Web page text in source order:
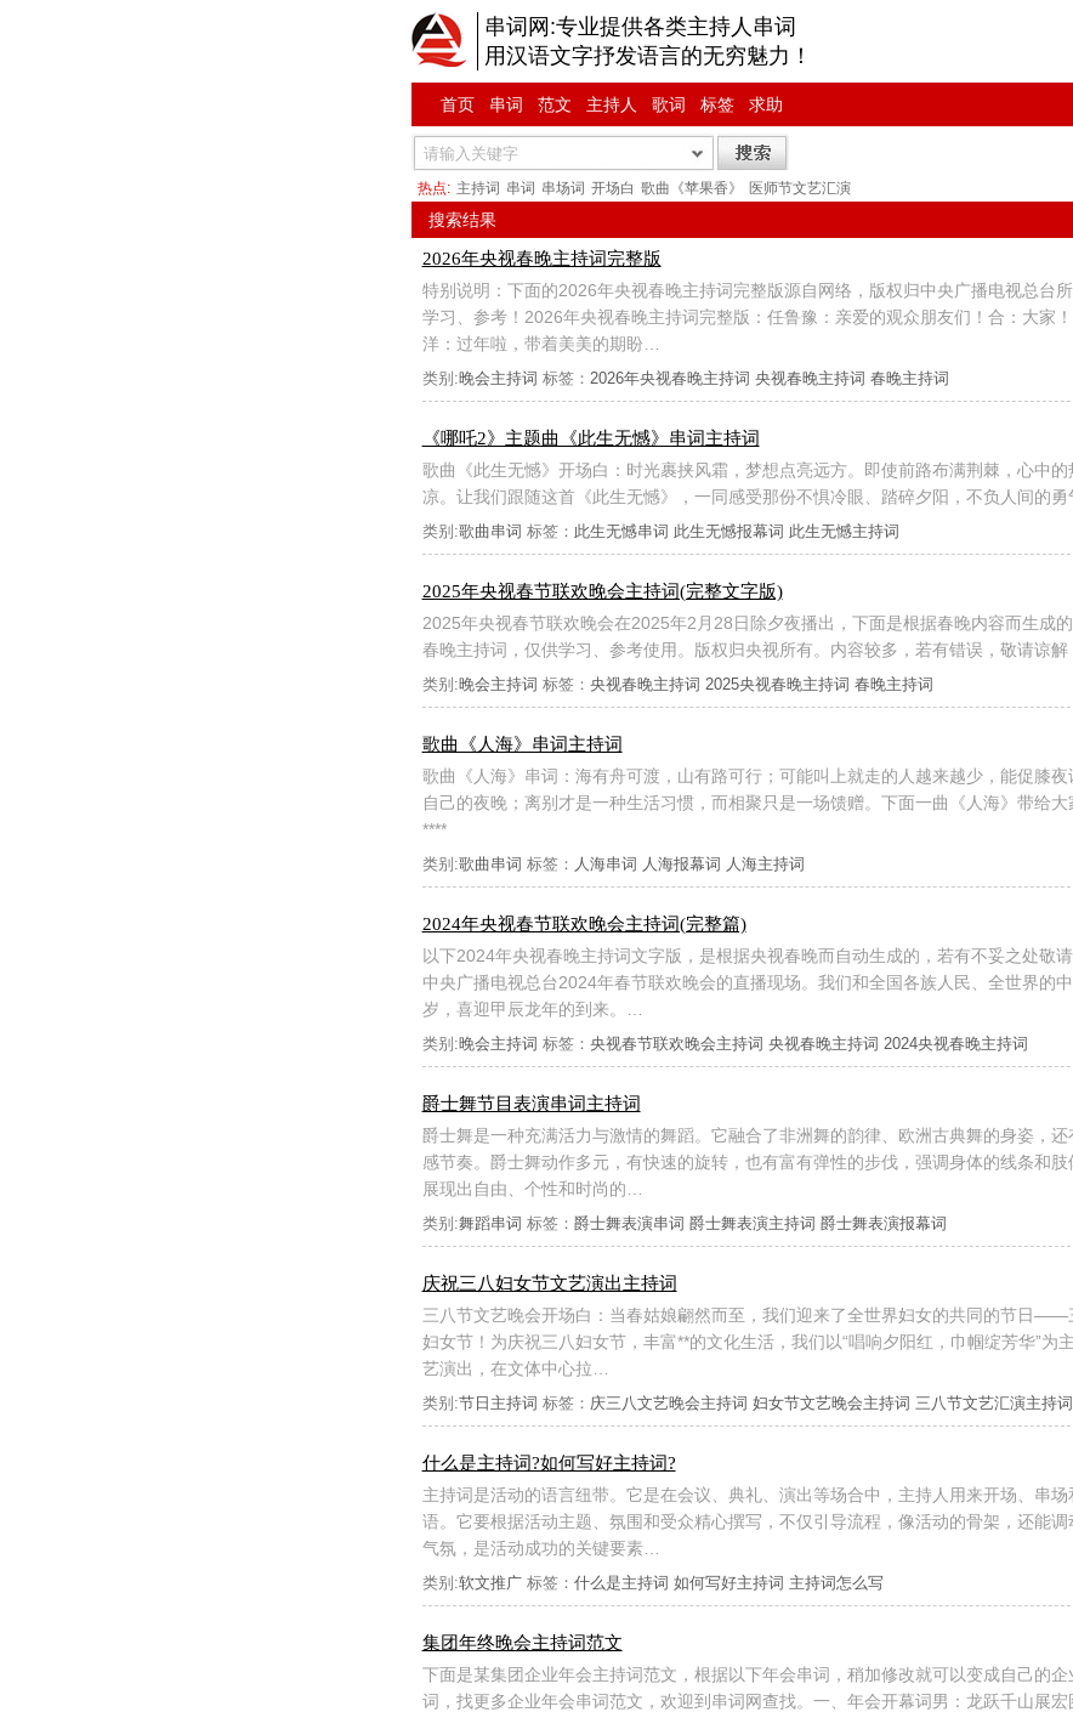
串词网:专业提供各类主持人串词
用汉语文字抒发语言的无穷魅力！
首页 串词 范文 主持人 歌词 标签 求助
热点: 主持词 串词 串场词 开场白 歌曲《苹果香》 医师节文艺汇演
搜索结果
2026年央视春晚主持词完整版
特别说明：下面的2026年央视春晚主持词完整版源自网络，版权归中央广播电视总台
学习、参考！2026年央视春晚主持词完整版：任鲁豫：亲爱的观众朋友们！合：大家
洋：过年啦，带着美美的期盼…
类别:晚会主持词 标签： 2026年央视春晚主持词 央视春晚主持词 春晚主持词
《哪吒2》主题曲《此生无憾》串词主持词
歌曲《此生无憾》开场白：时光裹挟风霜，梦想点亮远方。即使前路布满荆棘，心中的
凉。让我们跟随这首《此生无憾》，一同感受那份不惧冷眼、踏碎夕阳，不负人间的勇
类别:歌曲串词 标签： 此生无憾串词 此生无憾报幕词 此生无憾主持词
2025年央视春节联欢晚会主持词(完整文字版)
2025年央视春节联欢晚会在2025年2月28日除夕夜播出，下面是根据春晚内容而生成
春晚主持词，仅供学习、参考使用。版权归央视所有。内容较多，若有错误，敬请谅解
类别:晚会主持词 标签： 央视春晚主持词 2025央视春晚主持词 春晚主持词
歌曲《人海》串词主持词
歌曲《人海》串词：海有舟可渡，山有路可行；可能叫上就走的人越来越少，能促膝夜
自己的夜晚；离别才是一种生活习惯，而相聚只是一场馈赠。下面一曲《人海》带给
****
类别:歌曲串词 标签： 人海串词 人海报幕词 人海主持词
2024年央视春节联欢晚会主持词(完整篇)
以下2024年央视春晚主持词文字版，是根据央视春晚而自动生成的，若有不妥之处敬
中央广播电视总台2024年春节联欢晚会的直播现场。我们和全国各族人民、全世界的
岁，喜迎甲辰龙年的到来。…
类别:晚会主持词 标签： 央视春节联欢晚会主持词 央视春晚主持词 2024央视春晚主持词
爵士舞节目表演串词主持词
爵士舞是一种充满活力与激情的舞蹈。它融合了非洲舞的韵律、欧洲古典舞的身姿，还
感节奏。爵士舞动作多元，有快速的旋转，也有富有弹性的步伐，强调身体的线条和肢
展现出自由、个性和时尚的…
类别:舞蹈串词 标签： 爵士舞表演串词 爵士舞表演主持词 爵士舞表演报幕词
庆祝三八妇女节文艺演出主持词
三八节文艺晚会开场白：当春姑娘翩然而至，我们迎来了全世界妇女的共同的节日——
妇女节！为庆祝三八妇女节，丰富**的文化生活，我们以“唱响夕阳红，巾帼绽芳华”为
艺演出，在文体中心拉…
类别:节日主持词 标签： 庆三八文艺晚会主持词 妇女节文艺晚会主持词 三八节文艺汇演主持词
什么是主持词?如何写好主持词?
主持词是活动的语言纽带。它是在会议、典礼、演出等场合中，主持人用来开场、串场
语。它要根据活动主题、氛围和受众精心撰写，不仅引导流程，像活动的骨架，还能调
气氛，是活动成功的关键要素…
类别:软文推广标签： 什么是主持词 如何写好主持词 主持词怎么写
集团年终晚会主持词范文
下面是某集团企业年会主持词范文，根据以下年会串词，稍加修改就可以变成自己的企
词，找更多企业年会串词范文，欢迎到串词网查找。一、年会开幕词男：龙跃千山展宏